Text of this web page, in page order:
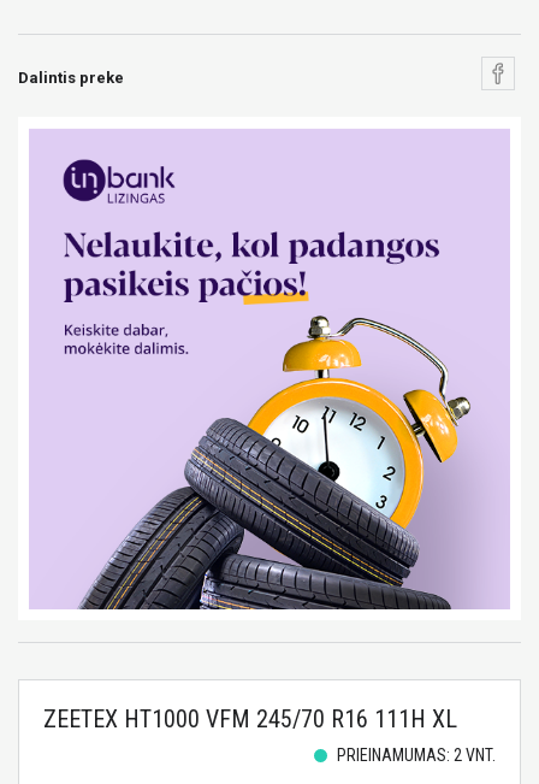
Dalintis preke
ZEETEX HT1000 VFM 245/70 R16 111H XL
PRIEINAMUMAS: 2 VNT.